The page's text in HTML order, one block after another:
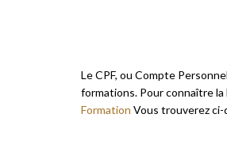
Le CPF, ou Compte
formations. Pour connaître
Formation Vous trouverez ci-